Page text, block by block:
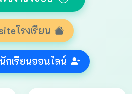
โรงเรียน
กเรียนออนไลน์